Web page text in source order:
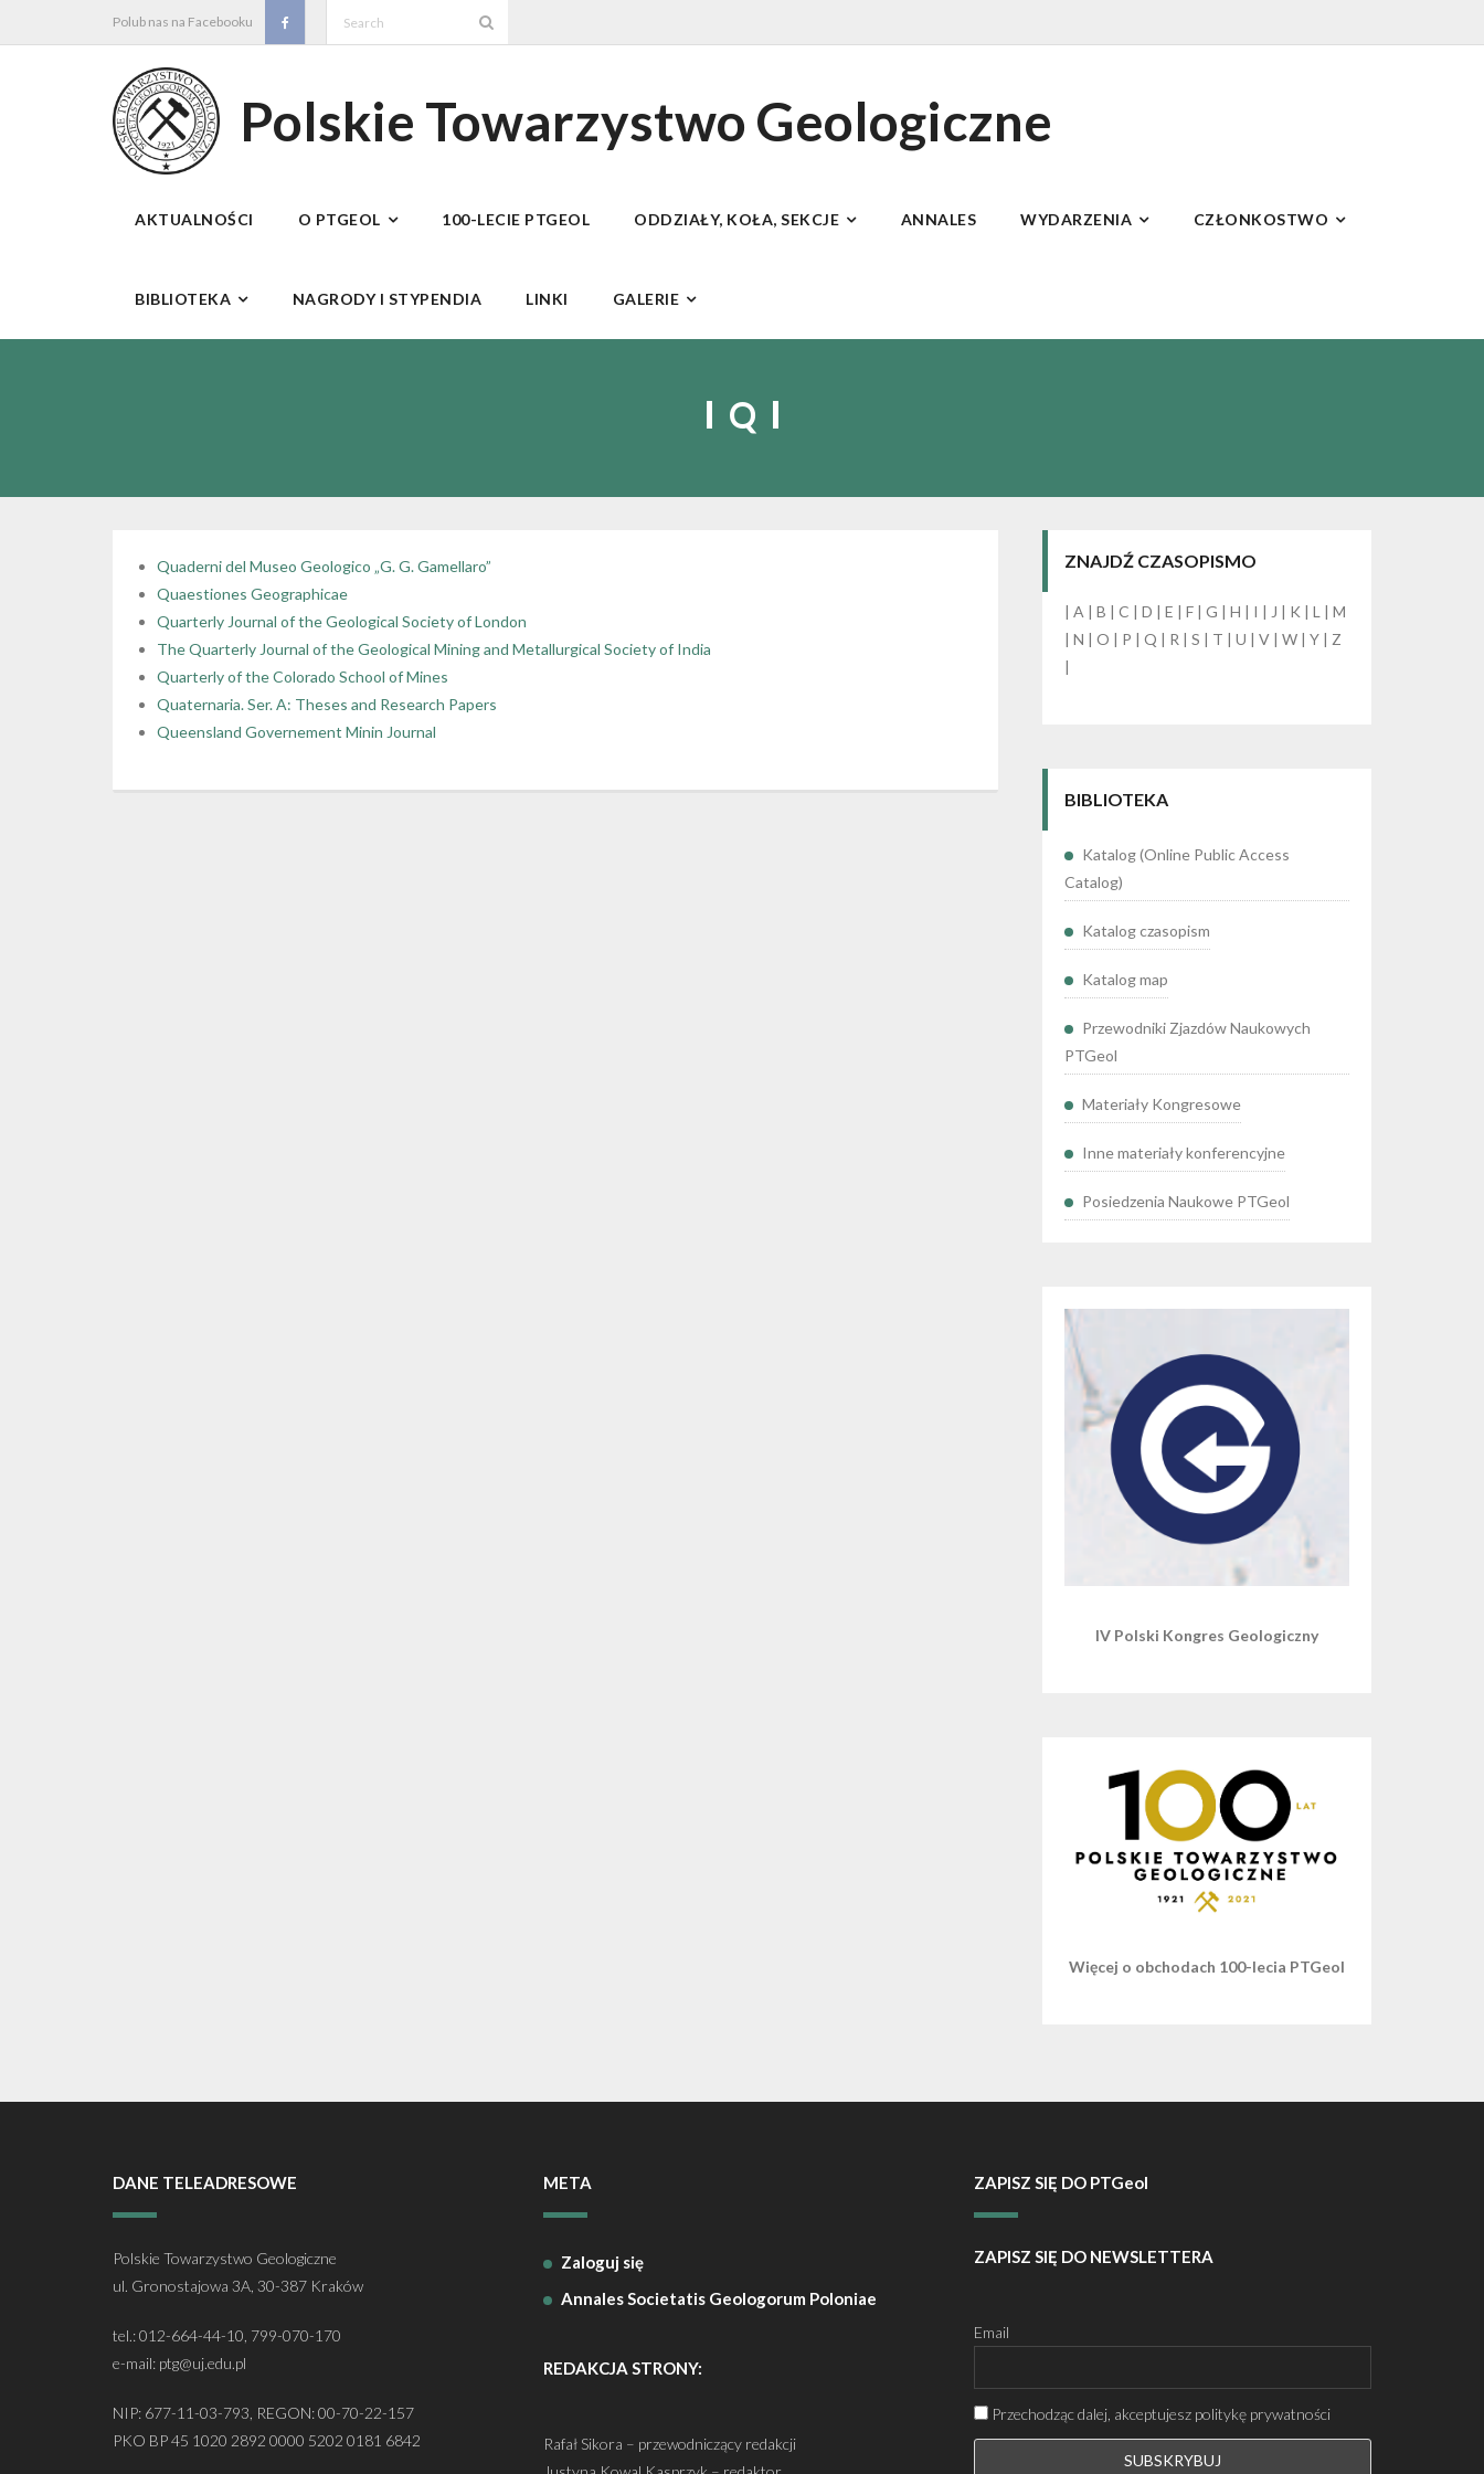
Polub nas na Facebooku
Polskie Towarzystwo Geologiczne
AKTUALNOŚCI O PTGEOL 100-LECIE PTGEOL ODDZIAŁY, KOŁA, SEKCJE ANNALES WYDARZENIA CZŁONKOSTWO
BIBLIOTEKA NAGRODY I STYPENDIA LINKI GALERIE
Q
Quaderni del Museo Geologico „G. G. Gamellaro”
Quaestiones Geographicae
Quarterly Journal of the Geological Society of London
The Quarterly Journal of the Geological Mining and Metallurgical Society of India
Quarterly of the Colorado School of Mines
Quaternaria. Ser. A: Theses and Research Papers
Queensland Governement Minin Journal
ZNAJDŹ CZASOPISMO
|A |B |C |D |E |F |G |H | I | J | K |L |M
|N |O | P |Q | R |S | T |U |V |W |Y | Z
|
BIBLIOTEKA
Katalog (Online Public Access
Catalog)
Katalog czasopism
Katalog map
Przewodniki Zjazdów Naukowych
PTGeol
Materiały Kongresowe
Inne materiały konferencyjne
Posiedzenia Naukowe PTGeol
IV Polski Kongres Geologiczny
Więcej o obchodach 100-lecia PTGeol
DANE TELEADRESOWE
Polskie Towarzystwo Geologiczne
ul. Gronostajowa 3A, 30-387 Kraków
tel.: 012-664-44-10, 799-070-170
e-mail: ptg@uj.edu.pl
NIP: 677-11-03-793, REGON: 00-70-22-157
PKO BP 45 1020 2892 0000 5202 0181 6842
META
Zaloguj się
Annales Societatis Geologorum Poloniae
REDAKCJA STRONY:
Rafał Sikora – przewodniczący redakcji
ZAPISZ SIĘ DO PTGeol
ZAPISZ SIĘ DO NEWSLETTERA
Email
Przechodząc dalej, akceptujesz politykę prywatności